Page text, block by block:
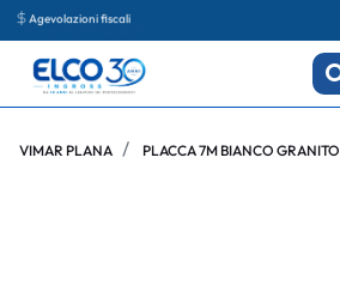
Agevolazioni fiscali
VIMAR PLANA PLACCA 7M BIANCO GRANITO